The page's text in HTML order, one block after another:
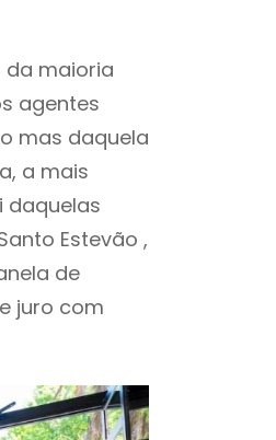
da maioria
agentes
mas daquela
a mais
daquelas
Estevão ,
de
juro com